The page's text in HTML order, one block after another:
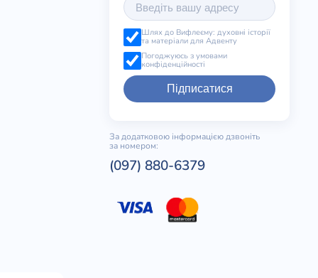
Шлях до Вифлеєму: духовні історії
та матеріали для Адвенту
Погоджуюсь з умовами
конфіденційності
Підписатися
За додатковою інформацією дзвоніть
за номером:
(097) 880-6379